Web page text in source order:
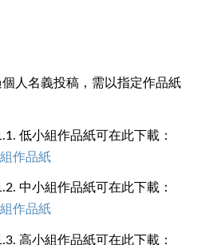
個人名義投稿，需以指定作品紙
低小組作品紙可在此下載：
作品紙
中小組作品紙可在此下載：
作品紙
高小組作品紙可在此下載：